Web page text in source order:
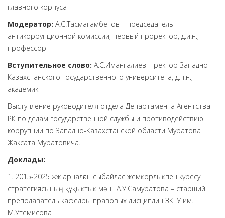
главного корпуса
Модератор: А.С.Тасмагамбетов – председатель
антикоррупционной комиссии, первый проректор, д.и.н.,
профессор
Вступительное слово: А.С.Имангалиев – ректор Западно-
Казахстанского государственного университета, д.п.н.,
академик
Выступление руководителя отдела Департамента Агентства
РК по делам государственной службы и противодействию
коррупции по Западно-Казахстанской области Муратова
Жаксата Муратовича.
Доклады:
1. 2015-2025 жж арналған сыбайлас жемқорлықпен күресу
стратегиясының құқықтық мәні. А.У.Самуратова – старший
преподаватель кафедры правовых дисциплин ЗКГУ им.
М.Утемисова